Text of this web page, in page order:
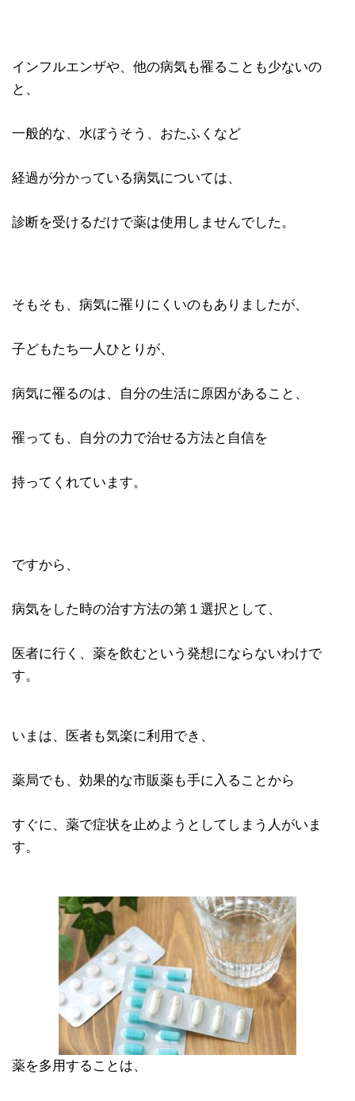
インフルエンザや、他の病気も罹ることも少ないの
と、
一般的な、水ぼうそう、おたふくなど
経過が分かっている病気については、
診断を受けるだけで薬は使用しませんでした。
そもそも、病気に罹りにくいのもありましたが、
子どもたち一人ひとりが、
病気に罹るのは、自分の生活に原因があること、
罹っても、自分の力で治せる方法と自信を
持ってくれています。
ですから、
病気をした時の治す方法の第１選択として、
医者に行く、薬を飲むという発想にならないわけで
す。
いまは、医者も気楽に利用でき、
薬局でも、効果的な市販薬も手に入ることから
すぐに、薬で症状を止めようとしてしまう人がいま
す。
薬を多用することは、